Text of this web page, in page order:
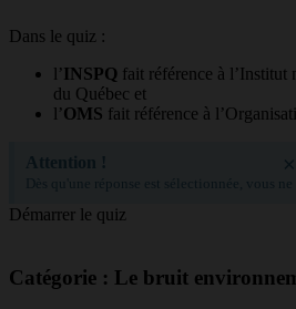
Dans le quiz :
l’INSPQ fait référence à l’Institut
du Québec et
l’OMS fait référence à
Attention !
Dès qu'une réponse est sélectionnée, vous
×
Démarrer le quiz
Catégorie : Le bruit